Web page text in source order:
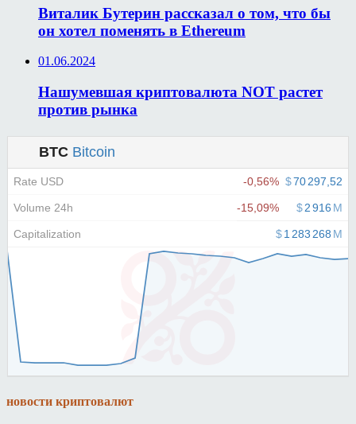
Виталик Бутерин рассказал о том, что бы
он хотел поменять в Ethereum
01.06.2024
Нашумевшая криптовалюта NOT растет
против рынка
новости криптовалют